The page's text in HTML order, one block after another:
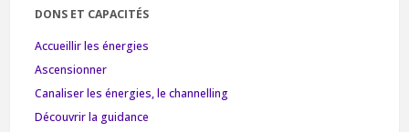
DONS ET CAPACITÉS
Accueillir les énergies
Ascensionner
Canaliser les énergies, le channelling
Découvrir la guidance